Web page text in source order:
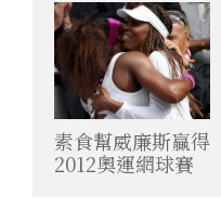
素食幫威廉斯贏得
2012奧運網球賽